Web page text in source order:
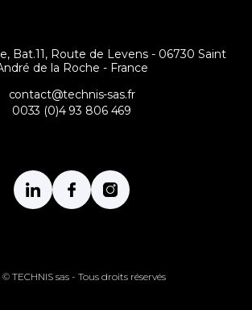
Bat.11, Route de Levens - 06730 Saint
de la Roche - France
contact@technis-sas.fr
0033 (0)4 93 806 469
© TECHNIS sas - Tous droits réservés